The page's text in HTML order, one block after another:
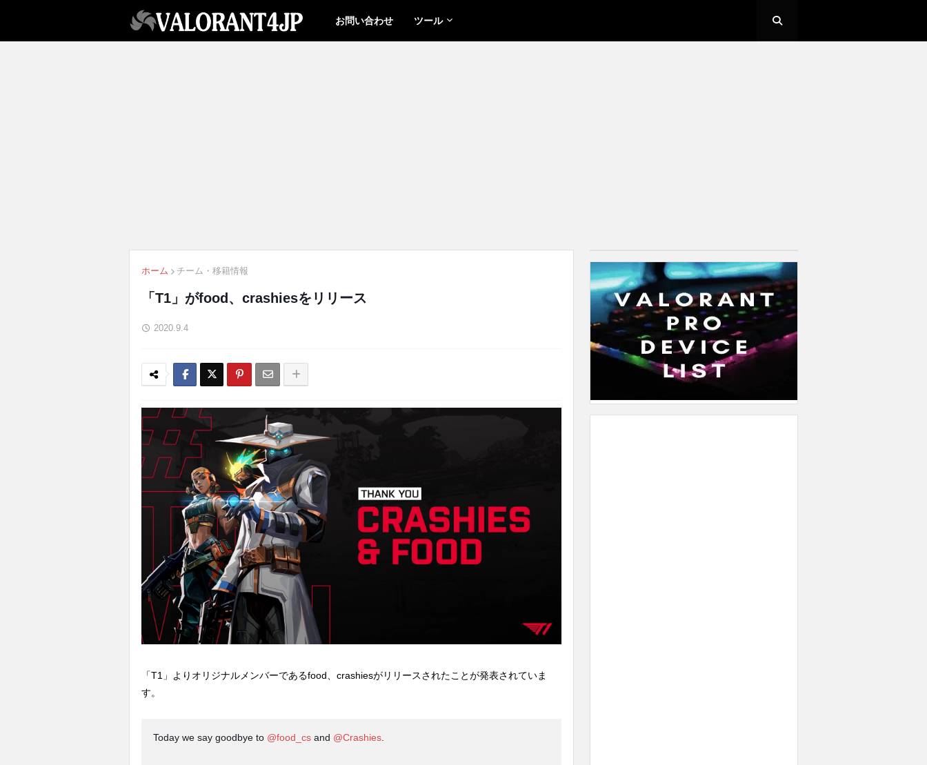
お問い合わせ ツール
ホーム チーム・移籍情報
「T1」がfood、crashiesをリリース
2020.9.4
「T1」よりオリジナルメンバーであるfood、crashiesがリリースされたことが発表されていま
す。
Today we say goodbye to @food_cs and @Crashies